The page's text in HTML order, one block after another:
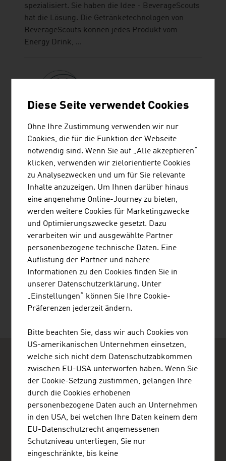
spezialisiert. Sie haben die Idee - BeverageScouts
hat die Lösung. Die Getränketechnologen von
BeverageScouts können jedes Produkt vom
Energy Drink, ...
BUSINESS UPPER AUSTRIA - OÖ
WIRTSCHAFTSAGENTUR GMBH
Business Upper Austria ist die Standortagentur
des Landes Oberösterreich.
SATTLER AG
TOLIAS KONSTANTINOS
ADVANTAGE AUSTRIA Bogotá
Embajada de Austria - Oficina Comercial
Av. Calle 82 No. 10-33, Oficina 403
Edificio Torre La Cabrera
Kolumbien
Diese Seite verwendet Cookies
Ohne Ihre Zustimmung verwenden wir nur
Cookies, die für die Funktion der Webseite
notwendig sind. Wenn Sie auf „Alle akzeptieren“
klicken, verwenden wir zielorientierte Cookies
zu Analysezwecken und um für Sie relevante
Inhalte anzuzeigen. Um Ihnen darüber hinaus
eine angenehme Online-Journey zu bieten,
werden weitere Cookies für Marketingzwecke
und Optimierungszwecke gesetzt. Dazu
verarbeiten wir und ausgewählte Partner
personenbezogene technische Daten. Eine
Auflistung der Partner und nähere
Informationen zu den Cookies finden Sie in
unserer Datenschutzerklärung. Unter
„Einstellungen“ können Sie Ihre Cookie-
Präferenzen jederzeit ändern.
Bitte beachten Sie, dass wir auch Cookies von
US-amerikanischen Unternehmen einsetzen,
welche sich nicht dem Datenschutzabkommen
zwischen EU-USA unterworfen haben. Wenn Sie
der Cookie-Setzung zustimmen, gelangen Ihre
durch die Cookies erhobenen
personenbezogene Daten auch an Unternehmen
in den USA, bei welchen Ihre Daten keinem dem
EU-Datenschutzrecht angemessenen
Schutzniveau unterliegen, Sie nur
eingeschränkte, bis keine